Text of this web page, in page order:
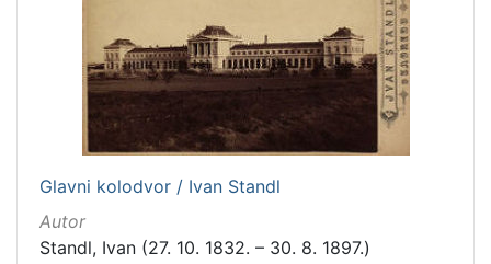
Glavni kolodvor / Ivan Standl
Autor
Standl, Ivan (27. 10. 1832. – 30. 8. 1897.)